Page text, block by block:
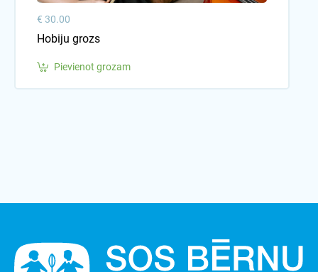
€ 30.00
Hobiju grozs
Pievienot grozam